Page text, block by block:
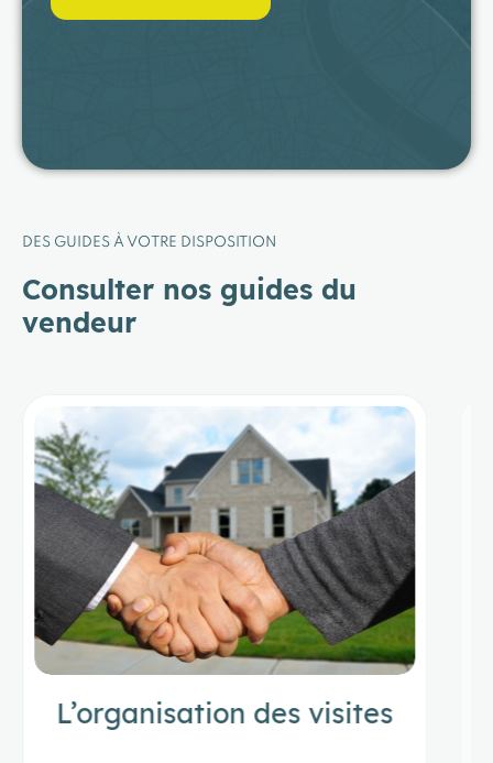
DES GUIDES À VOTRE DISPOSITION
Consulter nos guides du
vendeur
L’organisation des visites